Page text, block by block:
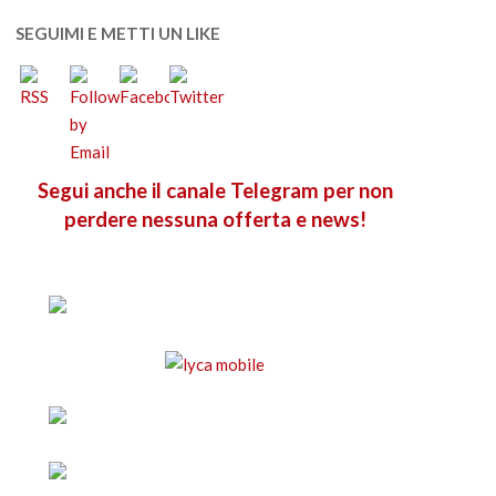
SEGUIMI E METTI UN LIKE
Segui anche il canale Telegram per non
perdere nessuna offerta e news!